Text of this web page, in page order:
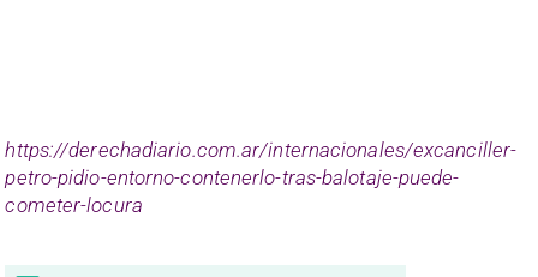
https://derechadiario.com.ar/internacionales/excanciller-
petro-pidio-entorno-contenerlo-tras-balotaje-puede-
cometer-locura